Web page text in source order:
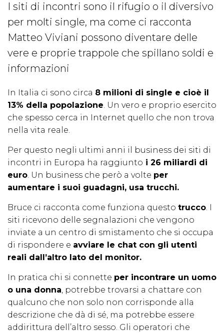
I siti di incontri sono il rifugio o il diversivo
per molti single, ma come ci racconta
Matteo Viviani possono diventare delle
vere e proprie trappole che spillano soldi e
informazioni
In Italia ci sono circa 8 milioni di single e cioè il
13% della popolazione. Un vero e proprio esercito
che spesso cerca in Internet quello che non trova
nella vita reale.
Per questo negli ultimi anni il business dei siti di
incontri in Europa ha raggiunto i 26 miliardi di
euro. Un business che però a volte per
aumentare i suoi guadagni, usa trucchi.
Bruce ci racconta come funziona questo trucco. I
siti ricevono delle segnalazioni che vengono
inviate a un centro di smistamento che si occupa
di rispondere e avviare le chat con gli utenti
reali dall’altro lato del monitor.
In pratica chi si connette per incontrare un uomo
o una donna, potrebbe trovarsi a chattare con
qualcuno che non solo non corrisponde alla
descrizione che dà di sé, ma potrebbe essere
addirittura dell’altro sesso. Gli operatori che